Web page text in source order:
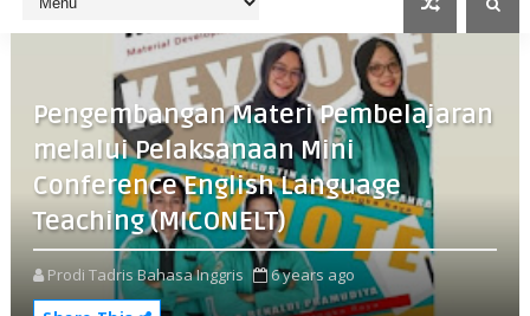
Pengembangan Materi Pembelajaran
melalui Pelaksanaan Mini
Conference English Language
Teaching (MICONELT)
Prodi Tadris Bahasa Inggris
6 years ago